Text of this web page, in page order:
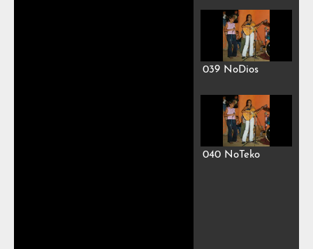
039 NoDios
040 NoTeko